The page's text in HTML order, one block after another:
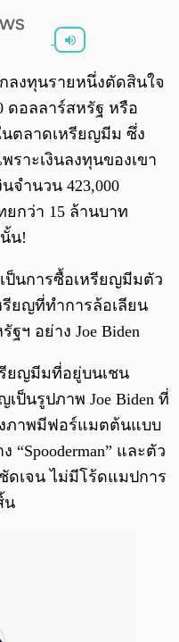
0:00 / 0:00
ลงทุนรายหนึ่งตัดสินใจ
ดอลลาร์สหรัฐ หรือ
นตลาดเหรียญมีม ซึ่ง
ราะเงินลงทุนของเขา
จำนวน 423,000
ยกว่า 15 ล้านบาท
น!
ป็นการซื้อเหรียญมีมตัว
รียญที่ทำการล้อเลียน
ฯ​ อย่าง Joe Biden
ยญมีมที่อยู่บนเชน
ป็นรูปภาพ Joe Biden ที่
ภาพมีฟอร์แมตต้นแบบ
และตัว
ดเจน ไม่มีโร้ดแมปการ
น